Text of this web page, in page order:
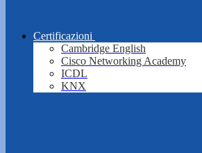
Certificazioni
Cambridge English
Cisco Networking Academy
ICDL
KNX